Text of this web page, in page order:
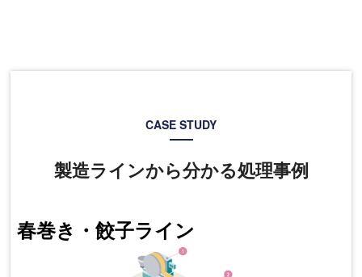
CASE STUDY
製造ラインから分かる処理事例
春巻き・餃子ライン